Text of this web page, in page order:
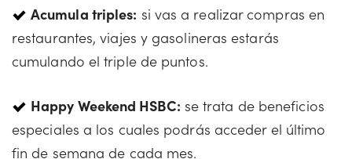
Acumula triples: si vas a realizar compras en
restaurantes, viajes y gasolineras estarás
cumulando el triple de puntos.
Happy Weekend HSBC: se trata de beneficios
especiales a los cuales podrás acceder el último
fin de semana de cada mes.